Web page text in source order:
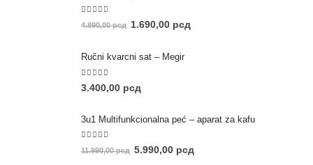
5.00out of 5
4.890,00рсд 1.690,00 рсд
Ručni kvarcni sat – Megir
5.00out of 5
3.400,00 рсд
3u1 Multifunkcionalna peć – aparat za kafu
5.00out of 5
11.990,00рсд 5.990,00 рсд